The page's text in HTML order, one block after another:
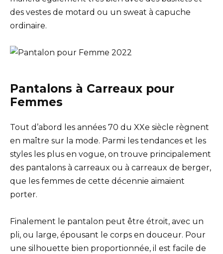
des vestes de motard ou un sweat à capuche
ordinaire.
Pantalons à Carreaux pour
Femmes
Tout d’abord les années 70 du XXe siècle règnent
en maître sur la mode. Parmi les tendances et les
styles les plus en vogue, on trouve principalement
des pantalons à carreaux ou à carreaux de berger,
que les femmes de cette décennie aimaient
porter.
Finalement le pantalon peut être étroit, avec un
pli, ou large, épousant le corps en douceur. Pour
une silhouette bien proportionnée, il est facile de